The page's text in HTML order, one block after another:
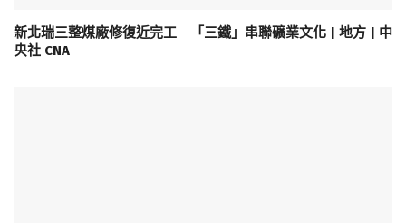
新北瑞三整煤廠修復近完工 「三鐵」串聯礦業文化 | 地方 | 中
央社 CNA